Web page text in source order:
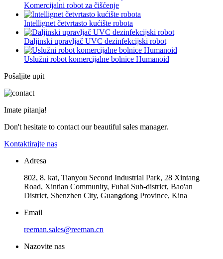
Komercijalni robot za čišćenje
Intellignet četvrtasto kućište robota
Daljinski upravljač UVC dezinfekcijski robot
Uslužni robot komercijalne bolnice Humanoid
Pošaljite upit
Imate pitanja!
Don't hesitate to contact our beautiful sales manager.
Kontaktirajte nas
Adresa
802, 8. kat, Tianyou Second Industrial Park, 28 Xintang
Road, Xintian Community, Fuhai Sub-district, Bao'an
District, Shenzhen City, Guangdong Province, Kina
Email
reeman.sales@reeman.cn
Nazovite nas